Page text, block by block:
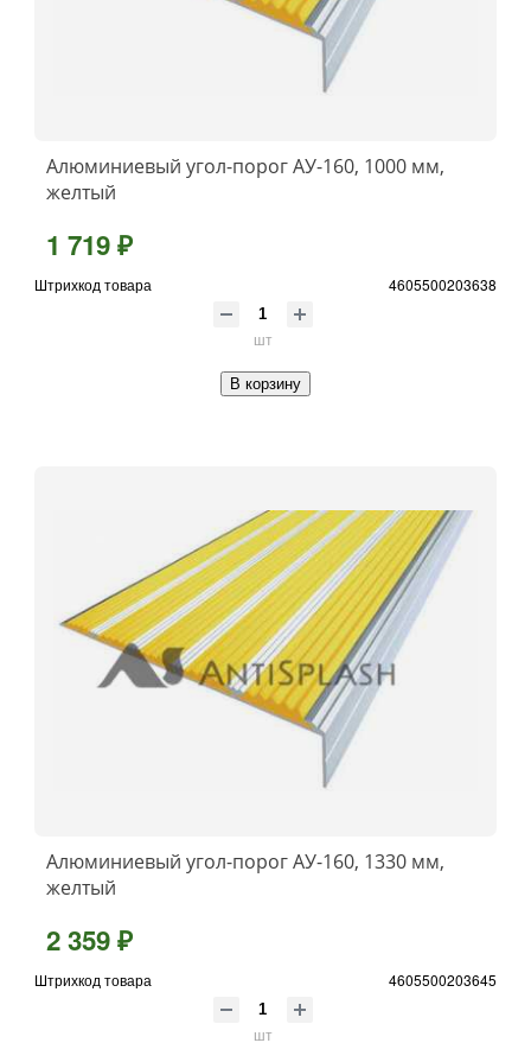
Алюминиевый угол-порог АУ-160, 1000 мм,
желтый
1 719 ₽
Штрихкод товара 4605500203638
шт
В корзину
Алюминиевый угол-порог АУ-160, 1330 мм,
желтый
2 359 ₽
Штрихкод товара 4605500203645
шт